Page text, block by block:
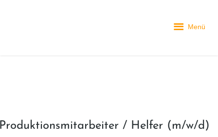
Menü
/ Helfer (m/w/d)